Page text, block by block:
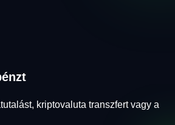
kriptovaluta transzfert vagy a